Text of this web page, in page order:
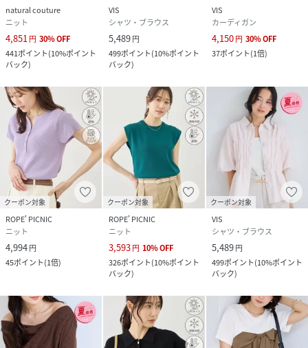
natural couture
ニット
4,851 円 30%OFF
441ポイント(10%ポイント
バック)
VIS
シャツ・ブラウス
5,489円
499ポイント(10%ポイント
バック)
VIS
カーディガン
4,150円 30%OFF
37ポイント(1倍)
クーポン対象
ROPE' PICNIC
ニット
4,994円
45ポイント(1倍)
クーポン対象
ROPE' PICNIC
ニット
3,593円 10%OFF
326ポイント(10%ポイント
バック)
クーポン対象
VIS
シャツ・ブラウス
5,489円
499ポイント(10%ポイント
バック)